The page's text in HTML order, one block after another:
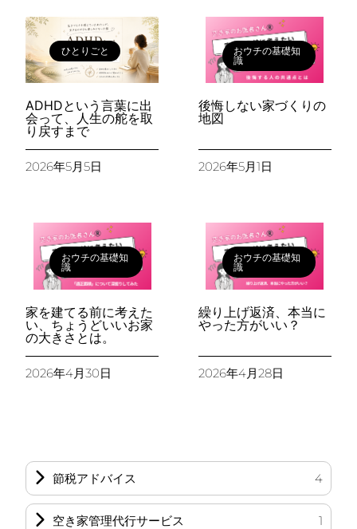
ひとりごと
ADHDという言葉に出
会って、人生の舵を取
り戻すまで
2026年5月5日
おウチの基礎知
識
後悔しない家づくりの
地図
2026年5月1日
おウチの基礎知
識
家を建てる前に考えた
い、ちょうどいいお家
の大きさとは。
2026年4月30日
おウチの基礎知
識
繰り上げ返済、本当に
やった方がいい？
2026年4月28日
節税アドバイス 4
空き家管理代行サービス 1